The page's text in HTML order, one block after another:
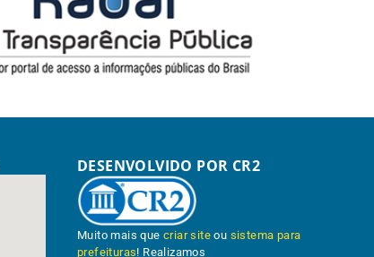
DESENVOLVIDO POR CR2
Muito mais quecriar site ou sistema para
prefeituras! Realizamos